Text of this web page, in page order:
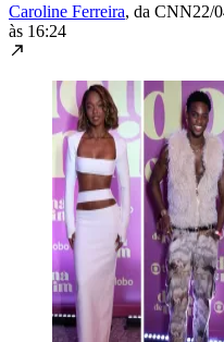
Caroline Ferreira, da CNN22/
às 16:24